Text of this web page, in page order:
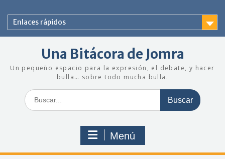
contenido
Enlaces rápidos
Una Bitácora de Jomra
Un pequeño espacio para la expresión, el debate, y hacer
bulla… sobre todo mucha bulla.
Buscar:
Menú